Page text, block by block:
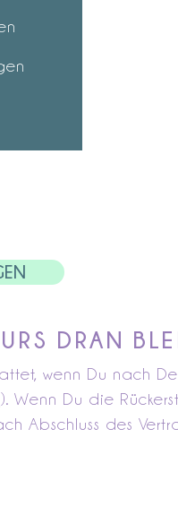
DRAN
wenn Du nach
). Wenn Du die
Abschluss des